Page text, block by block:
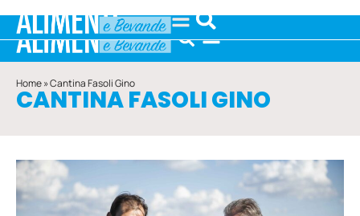
Home»Cantina Fasoli Gino
CANTINA FASOLI GINO